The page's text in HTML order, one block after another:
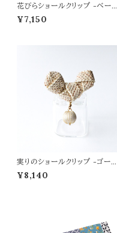
花びらショールクリップ -ベージ
ュゴールド-
¥7,150
実りのショールクリップ -ゴール
ドベージュ-
¥8,140